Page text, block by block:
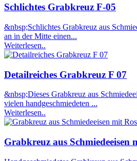
Schlichtes Grabkreuz F-05
&nbsp;Schlichtes Grabkreuz aus
an in der Mitte einen...
Weiterlesen..
Detailreiches Grabkreuz F 07
&nbsp;Dieses Grabkreuz aus
vielen handgeschmiedeten ...
Weiterlesen..
Grabkreuz aus Schmiedeeisen